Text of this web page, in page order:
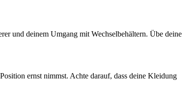
und deinem Umgang mit Wechselbehältern. Übe deine
ernst nimmst. Achte darauf, dass deine Kleidung